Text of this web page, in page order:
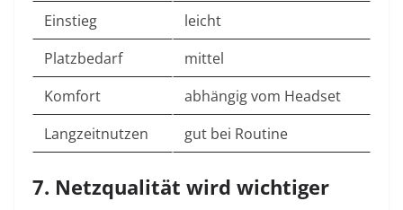
Einstieg
leicht
Platzbedarf
mittel
Komfort
abhängig vom Headset
Langzeitnutzen
gut bei Routine
7. Netzqualität wird wichtiger